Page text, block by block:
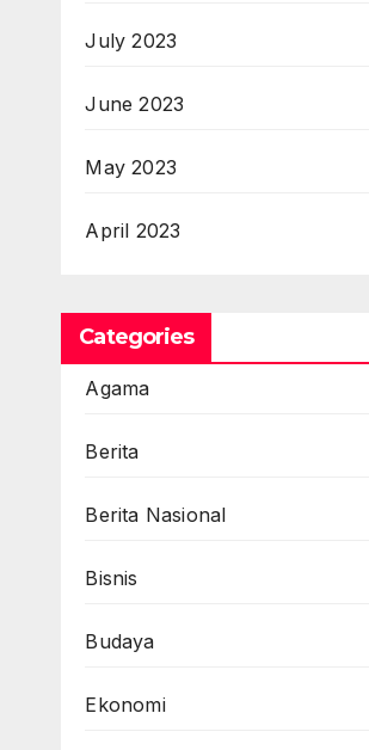
July 2023
June 2023
May 2023
April 2023
Categories
Agama
Berita
Berita Nasional
Bisnis
Budaya
Ekonomi